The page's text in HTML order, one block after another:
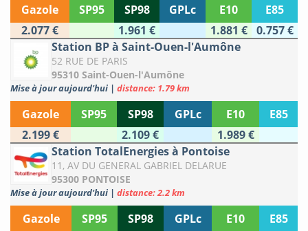
Gazole SP95 SP98 GPLc E10
E85
2.077 €
1.961 € 1.881 €
0.757 €
Station BP à Saint-Ouen-l'Aumône
52 RUE DE PARIS
95310 Saint-Ouen-l'Aumône
Mise à jour aujourd'hui | distance: 1.79 km
Gazole SP95 SP98 GPLc E10
E85
2.199 €
2.109 €
1.989 €
Station TotalEnergies à Pontoise
11, AV DU GENERAL GABRIEL DELARUE
95300 PONTOISE
Mise à jour aujourd'hui | distance: 2.2 km
Gazole SP95 SP98 GPLc E10
E85